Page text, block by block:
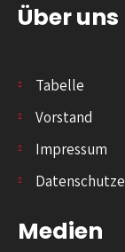
Über uns
Tabelle
Vorstand
Impressum
Medien